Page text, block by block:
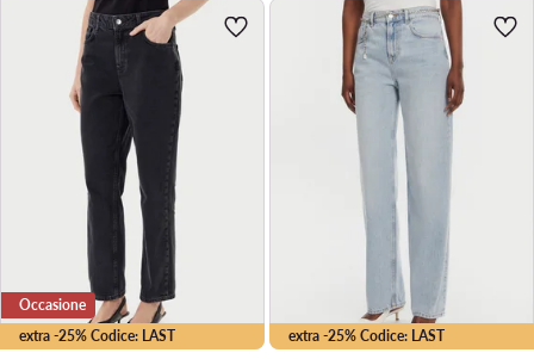
extra -25% Codice: LAST
Occasione
extra -25% Codice: LAST